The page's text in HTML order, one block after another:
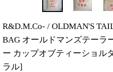
R&D.M.Co- / OLDMAN'S
BAG オールドマンズテーラ
ー カップオブティーショル
ラル]